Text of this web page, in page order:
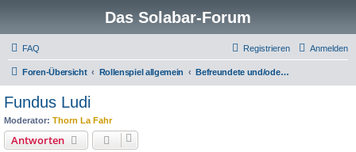
Das Solabar-Forum
FAQ Anmelden
Registrieren
Foren-Übersicht Rollenspiel allgemein Befreundete und/oder artverwandte Foren
Fundus Ludi
Moderator: Thorn La Fahr
Antworten